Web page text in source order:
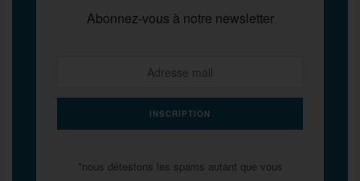
Abonnez-vous à notre newsletter
*nous détestons les spams autant que vous